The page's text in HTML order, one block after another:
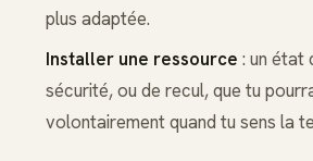
plus adaptée.
Installer une ressource : un état
sécurité, ou de recul, que tu
volontairement quand tu sens la